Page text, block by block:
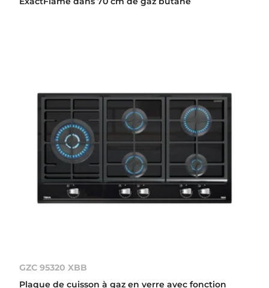
GZC 95320 XBB
Plaque de cuisson à gaz en verre avec fonction